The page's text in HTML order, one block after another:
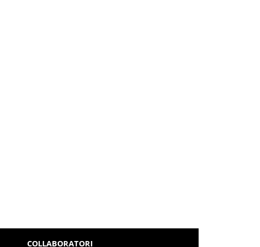
COLLABORATORI